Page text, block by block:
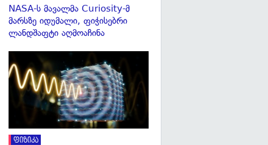
NASA-ს მავალმა Curiosity-მ
მარსზე იდუმალი, ფიჭისებრი
ლანდშაფტი აღმოაჩინა
ფიზიკა